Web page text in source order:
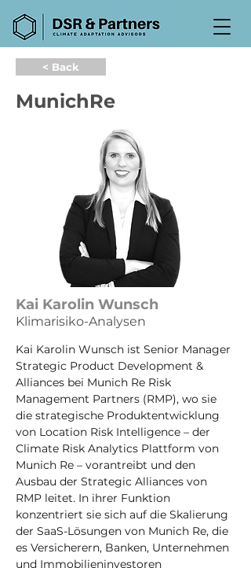
< Back
MunichRe
Kai Karolin Wunsch
Klimarisiko-Analysen
Kai Karolin Wunsch ist Senior Manager
Strategic Product Development &
Alliances bei Munich Re Risk
Management Partners (RMP), wo sie
die strategische Produktentwicklung
von Location Risk Intelligence – der
Climate Risk Analytics Plattform von
Munich Re – vorantreibt und den
Ausbau der Strategic Alliances von
RMP leitet. In ihrer Funktion
konzentriert sie sich auf die Skalierung
der SaaS-Lösungen von Munich Re, die
es Versicherern, Banken, Unternehmen
und Immobilieninvestoren